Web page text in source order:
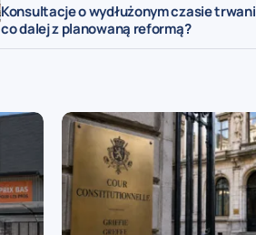
Konsultacje o wydłużonym czasie
co dalej z planowaną reformą?